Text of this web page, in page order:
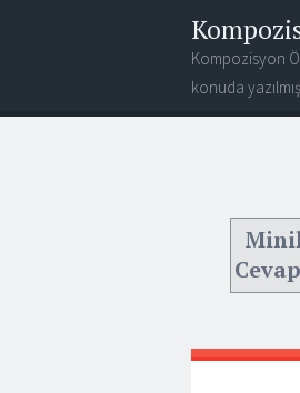
Kompozisyon
konuda